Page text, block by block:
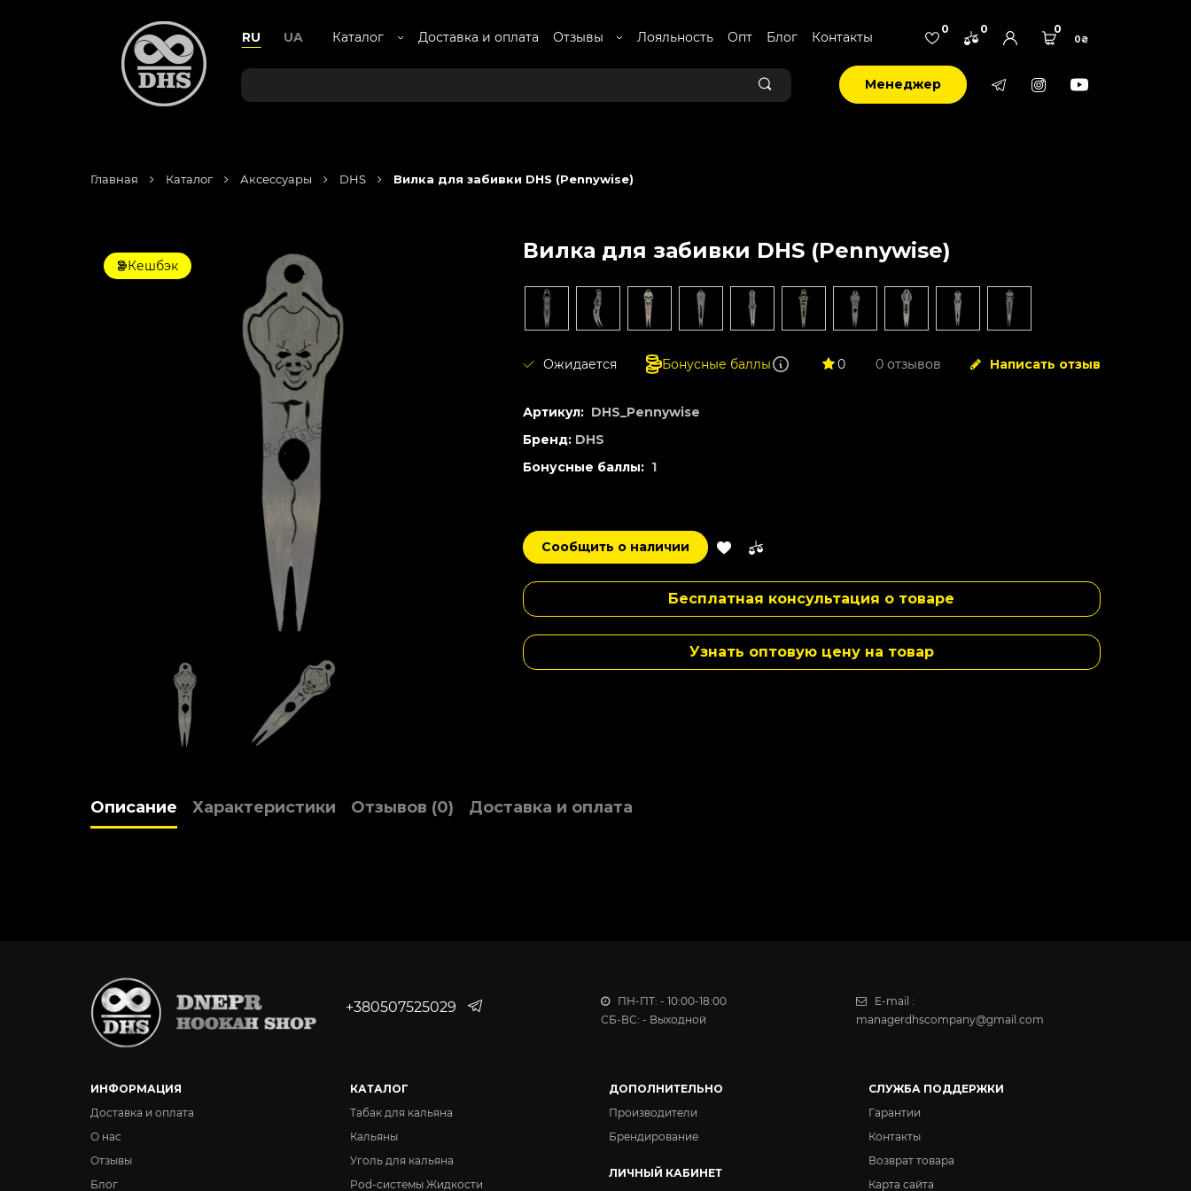
RU UA Каталог Доставка и оплата Отзывы Лояльность Опт Блог Контакты
0 0 0
0₴
Менеджер
Главная Каталог Аксессуары DHS Вилка для забивки DHS (Pennywise)
Кешбэк
Вилка для забивки DHS (Pennywise)
Ожидается Бонусные баллы 0 0 отзывов Написать отзыв
Артикул: DHS_Pennywise
Бренд: DHS
Бонусные баллы: 1
Сообщить о наличии
Бесплатная консультация о товаре
Узнать оптовую цену на товар
Описание Характеристики Отзывов (0) Доставка и оплата
+380507525029
ПН-ПТ: - 10:00-18:00
СБ-ВС: - Выходной
E-mail :
managerdhscompany@gmail.com
ИНФОРМАЦИЯ
Доставка и оплата
О нас
Отзывы
Блог
КАТАЛОГ
Табак для кальяна
Кальяны
Уголь для кальяна
Pod-системы Жидкости
ДОПОЛНИТЕЛЬНО
Производители
Брендирование
ЛИЧНЫЙ КАБИНЕТ
СЛУЖБА ПОДДЕРЖКИ
Гарантии
Контакты
Возврат товара
Карта сайта